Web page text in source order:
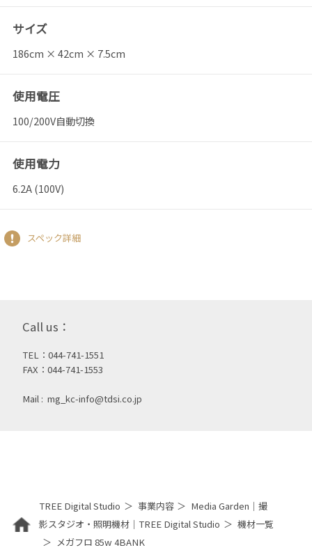
サイズ
186cm × 42cm × 7.5cm
使用電圧
100/200V自動切換
使用電力
6.2A (100V)
スペック詳細
Call us：
TEL：044-741-1551
FAX：044-741-1553
Mail : mg_kc-info@tdsi.co.jp
TREE Digital Studio 事業内容
Media Garden｜撮
影スタジオ・照明機材｜TREE Digital Studio
機材一覧
メガフロ 85w 4BANK